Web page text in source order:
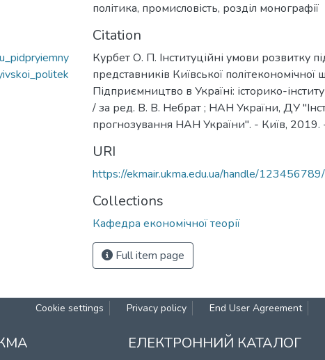
політика, промисловість, розділ монографії
Citation
Курбет О. П. Інституційні умови розвитку
представників Київської
Підприємництво в Україні: історико-
/ за ред. В. В. Небрат ; НАН України, ДУ
прогнозування НАН України". - Київ,
URI
https://ekmair.ukma.edu.ua/handle/
Collections
Кафедра економічної теорії
Full item page
Cookie settings Privacy policy End User Agreement
ЕЛЕКТРОННИЙ КАТАЛОГ